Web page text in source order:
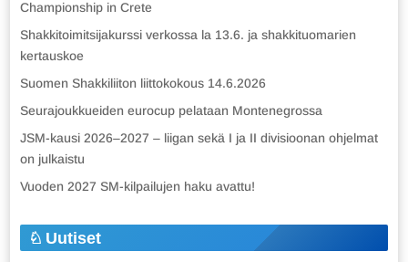
Championship in Crete
Shakkitoimitsijakurssi verkossa la 13.6. ja shakkituomarien
kertauskoe
Suomen Shakkiliiton liittokokous 14.6.2026
Seurajoukkueiden eurocup pelataan Montenegrossa
JSM-kausi 2026–2027 – liigan sekä I ja II divisioonan ohjelmat
on julkaistu
Vuoden 2027 SM-kilpailujen haku avattu!
Uutiset